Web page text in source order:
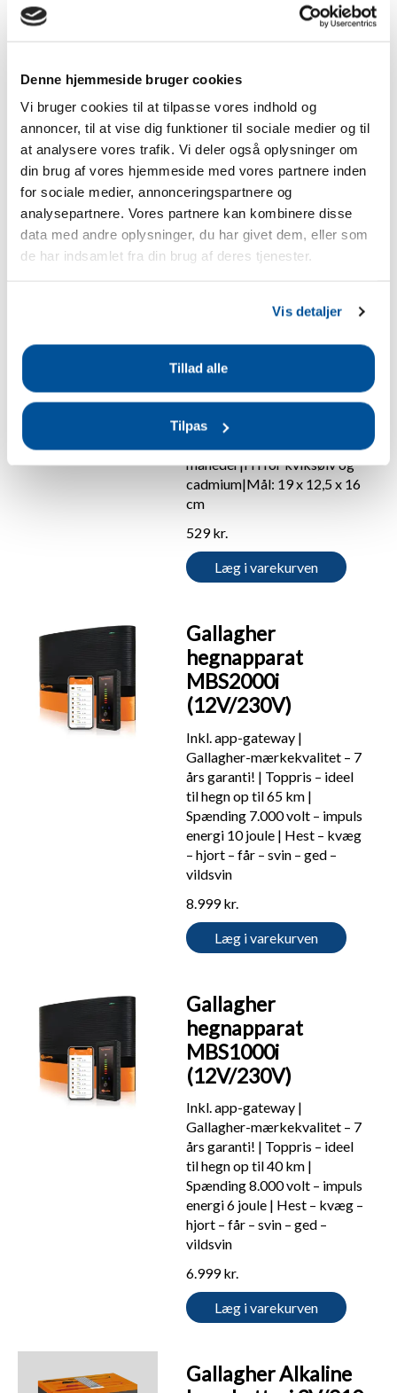
Denne hjemmeside bruger cookies
Vi bruger cookies til at tilpasse vores indhold og
annoncer, til at vise dig funktioner til sociale medier og til
at analysere vores trafik. Vi deler også oplysninger om
din brug af vores hjemmeside med vores partnere inden
for sociale medier, annonceringspartnere og
analysepartnere. Vores partnere kan kombinere disse
data med andre oplysninger, du har givet dem, eller som
de har indsamlet fra din brug af deres tjenester.
Vis detaljer
Tillad alle
Tilpas
batteri med konstant
opbevares i ca. 36
måneder|Fri for kviksølv og
cadmium|Mål: 19 x 12,5 x 16
cm
579 kr.
Læg i varekurven
Gallagher alkalisk
9V-hegnbatteri (160 Ah) for
optimal ydelse|Højtydende
spændingsforløb|Med
tilsluttningskabler|Kan
måneder|Fri for kviksølv og
cadmium|Mål: 19 x 12,5 x 16
cm
529 kr.
Læg i varekurven
Gallagher
hegnapparat
MBS2000i
(12V/230V)
Inkl. app-gateway |
Gallagher-mærkekvalitet – 7
års garanti! | Toppris – ideel
til hegn op til 65 km |
Spænding 7.000 volt – impuls
energi 10 joule | Hest – kvæg
– hjort – får – svin – ged –
vildsvin
8.999 kr.
Læg i varekurven
Gallagher
hegnapparat
MBS1000i
(12V/230V)
Inkl. app-gateway |
Gallagher-mærkekvalitet – 7
års garanti! | Toppris – ideel
til hegn op til 40 km |
Spænding 8.000 volt – impuls
energi 6 joule | Hest – kvæg –
hjort – får – svin – ged –
vildsvin
6.999 kr.
Læg i varekurven
Gallagher Alkaline